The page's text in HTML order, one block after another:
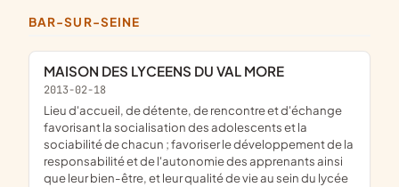
BAR-SUR-SEINE
MAISON DES LYCEENS DU VAL MORE
2013-02-18
lieu d'accueil, de détente, de rencontre et d'échange
favorisant la socialisation des adolescents et la
sociabilité de chacun ; favoriser le développement de la
responsabilité et de l'autonomie des apprenants ainsi
que leur bien-être, et leur qualité de vie au sein du lycée